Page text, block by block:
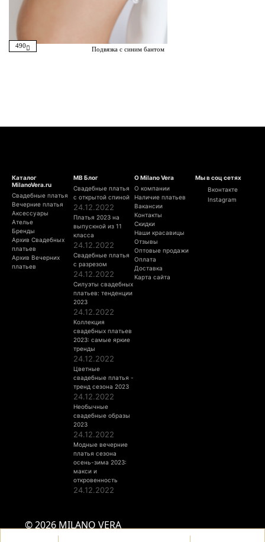
490 Подвязка с синим бантом
Каталог
MilanoVera.ru
Свадебные платья
Вечерние платья
Аксессуары
Ателье
Бренды
Архив Свадебных
платьев
Архив Вечерних
платьев
МВ Блог
Свадебные платья
с открытой спиной
24.12.2022
Платья 2023 на
выпускной из 11
класса
24.12.2022
Свадебные платья
с разрезом
24.12.2022
Силуэты свадебных
платьев: тенденции
2023
24.12.2022
Коллекция
свадебных платьев
2023: самые яркие
тренды
24.12.2022
Цветные
свадебные платья -
тренд сезона 2023
24.12.2022
Необычные
свадебные образы
2023
24.12.2022
Модные вечерние
платья сезона
осень-зима 2023:
макси и
откровенность
24.12.2022
О Milano Vera
О компании
Наличие платьев
Вакансии
Контакты
Скидки
Наши красавицы
Отзывы
Оптовые продажи
Оплата
Доставка
Карта сайта
Мы в соц сетях
Вконтакте
Instagram
© 2026 MILANO VERA